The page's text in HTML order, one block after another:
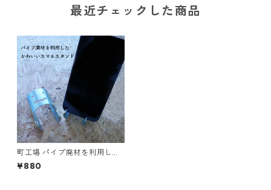
最近チェックした商品
町工場 パイプ廃材を利用した
スマホスタンド
¥880